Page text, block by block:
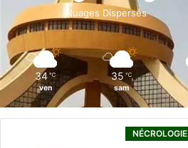
o
k
i
n
Nuages Dispersés
34 ℃
ven
35 ℃
sam
NÉCROLOGIE